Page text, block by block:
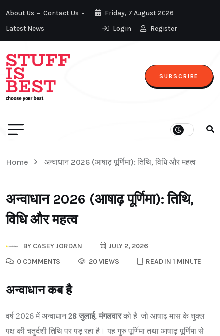
About Us
Contact Us
Latest News
Friday, 7 August 2026
Login
Register
SUBSCRIBE
Home अन्वाधान 2026 (आषाढ़ पूर्णिमा): तिथि, विधि और महत्व
अन्वाधान 2026 (आषाढ़ पूर्णिमा): तिथि,
विधि और महत्व
BY CASEY JORDAN
JULY 2, 2026
0 COMMENTS
20 VIEWS READ IN 1 MINUTE
अन्वाधान कब है
वर्ष 2026 में अन्वाधान28 जुलाई, मंगलवारको है, जो आषाढ़ मास के शुक्ल
पक्ष की चतुर्दशी तिथि पर पड़ रहा है। यह गुरु पूर्णिमा तथा आषाढ़ पूर्णिमा से